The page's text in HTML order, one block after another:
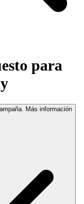
para
Más información